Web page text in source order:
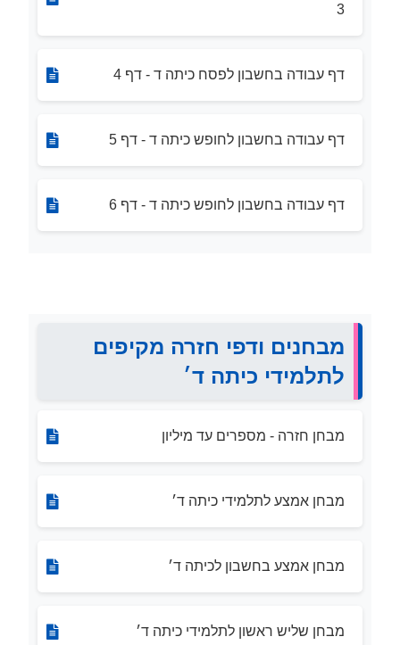
3
דף עבודה בחשבון לפסח כיתה ד - דף 4
דף עבודה בחשבון לחופש כיתה ד - דף 5
דף עבודה בחשבון לחופש כיתה ד - דף 6
מבחנים ודפי חזרה מקיפים
לתלמידי כיתה ד׳
מבחן חזרה - מספרים עד מיליון
מבחן אמצע לתלמידי כיתה ד׳
מבחן אמצע בחשבון לכיתה ד׳
מבחן שליש ראשון לתלמידי כיתה ד׳